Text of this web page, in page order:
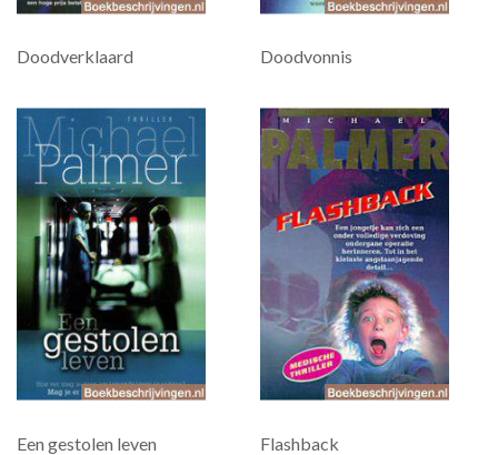
Doodverklaard Doodvonnis
Een gestolen leven Flashback